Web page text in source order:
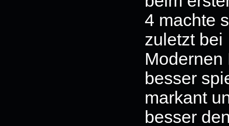
4 machte
zuletzt bei
Modernen
besser
markant
besser